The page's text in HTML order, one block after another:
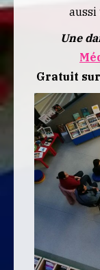
aussi
Une
Gratuit